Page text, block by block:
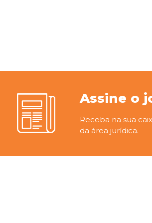
Assine o
Receba na sua
da área jurídica.